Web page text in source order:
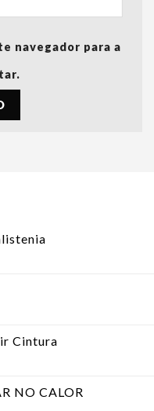
navegador para a
Cintura
NO CALOR